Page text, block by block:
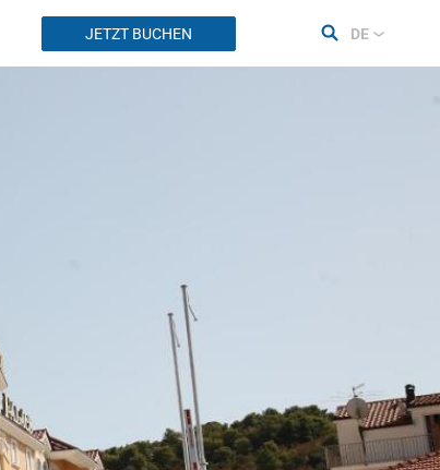
JETZT BUCHEN DE